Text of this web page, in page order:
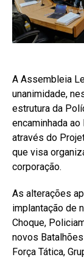
A Assembleia
unanimidade,
estrutura da
encaminhada
através do
que visa
corporação.
As alterações
implantação de
Choque,
novos
Força Tática,